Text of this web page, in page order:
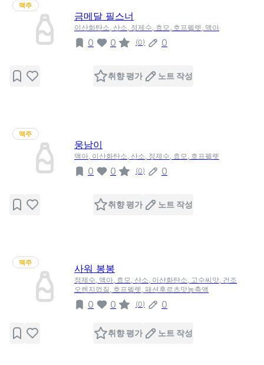
맥주
금메달 필스너
이산화탄소, 산소, 정제수, 효모, 호프펠렛, 맥아
0 0 (0) 0
취향 평가 노트 작성
맥주
웅남이
맥아, 이산화탄소, 산소, 정제수, 효모, 호프펠렛
0 0 (0) 0
취향 평가 노트 작성
맥주
사워 봉봉
정제수, 맥아, 효모, 산소, 이산화탄소, 고수씨앗, 건조
오렌지껍질, 호프펠렛, 패션후르츠맛농축액
0 0 (0) 0
취향 평가 노트 작성